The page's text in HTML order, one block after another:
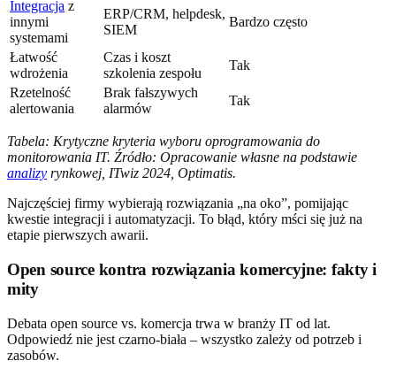
Integracja z
innymi
systemami
ERP/CRM, helpdesk,
SIEM
Bardzo często
Łatwość
wdrożenia
Czas i koszt
szkolenia zespołu
Tak
Rzetelność
alertowania
Brak fałszywych
alarmów
Tak
Tabela: Krytyczne kryteria wyboru oprogramowania do
monitorowania IT. Źródło: Opracowanie własne na podstawie
analizy rynkowej, ITwiz 2024, Optimatis.
Najczęściej firmy wybierają rozwiązania „na oko”, pomijając
kwestie integracji i automatyzacji. To błąd, który mści się już na
etapie pierwszych awarii.
Open source kontra rozwiązania komercyjne: fakty i
mity
Debata open source vs. komercja trwa w branży IT od lat.
Odpowiedź nie jest czarno-biała – wszystko zależy od potrzeb i
zasobów.